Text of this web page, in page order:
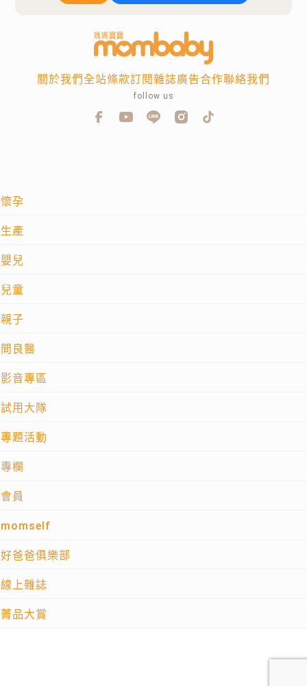
懷孕
生產
嬰兒
兒童
親子
問良醫
影音專區
試用大隊
專題活動
專欄
會員
momself
好爸爸俱樂部
線上雜誌
菁品大賞
關於我們全站條款訂閱雜誌廣告合作聯絡我們
follow us